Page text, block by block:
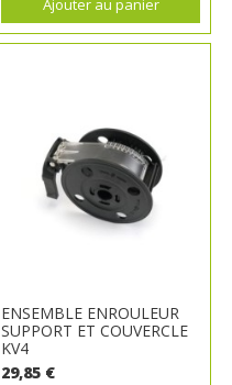
Ajouter au panier
ENSEMBLE ENROULEUR
SUPPORT ET COUVERCLE
KV4
29,85 €